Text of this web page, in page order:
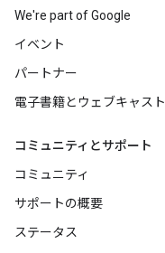
We're part of Google
イベント
パートナー
電子書籍とウェブキャスト
コミュニティとサポート
コミュニティ
サポートの概要
ステータス